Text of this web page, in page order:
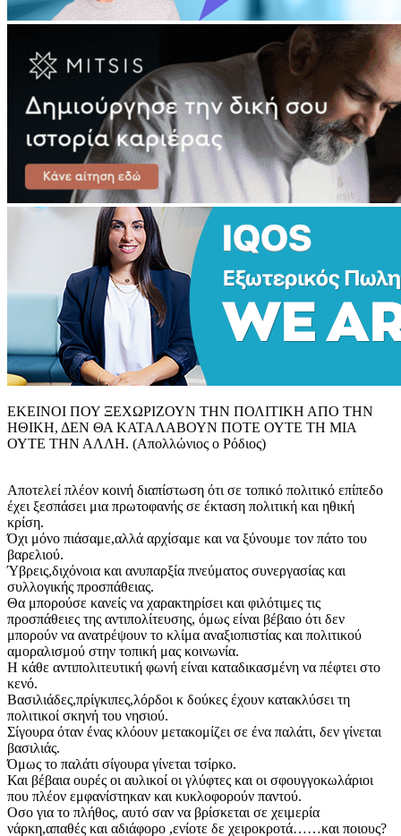
ΕΚΕΙΝΟΙ ΠΟΥ ΞΕΧΩΡΙΖΟΥΝ ΤΗΝ ΠΟΛΙΤΙΚΗ ΑΠΟ ΤΗΝ
ΗΘΙΚΗ, ΔΕΝ ΘΑ ΚΑΤΑΛΑΒΟΥΝ ΠΟΤΕ ΟΥΤΕ ΤΗ ΜΙΑ
ΟΥΤΕ ΤΗΝ ΑΛΛΗ. (Απολλώνιος ο Ρόδιος)
Αποτελεί πλέον κοινή διαπίστωση ότι σε τοπικό πολιτικό επίπεδο
έχει ξεσπάσει μια πρωτοφανής σε έκταση πολιτική και ηθική
κρίση.
Όχι μόνο πιάσαμε,αλλά αρχίσαμε και να ξύνουμε τον πάτο του
βαρελιού.
Ύβρεις,διχόνοια και ανυπαρξία πνεύματος συνεργασίας και
συλλογικής προσπάθειας.
Θα μπορούσε κανείς να χαρακτηρίσει και φιλότιμες τις
προσπάθειες της αντιπολίτευσης, όμως είναι βέβαιο ότι δεν
μπορούν να ανατρέψουν το κλίμα αναξιοπιστίας και πολιτικού
αμοραλισμού στην τοπική μας κοινωνία.
Η κάθε αντιπολιτευτική φωνή είναι καταδικασμένη να πέφτει στο
κενό.
Βασιλιάδες,πρίγκιπες,λόρδοι κ δούκες έχουν κατακλύσει τη
πολιτικοί σκηνή του νησιού.
Σίγουρα όταν ένας κλόουν μετακομίζει σε ένα παλάτι, δεν γίνεται
βασιλιάς.
Όμως το παλάτι σίγουρα γίνεται τσίρκο.
Και βέβαια ουρές οι αυλικοί οι γλύφτες και οι σφουγγοκωλάριοι
που πλέον εμφανίστηκαν και κυκλοφορούν παντού.
Οσο για το πλήθος, αυτό σαν να βρίσκεται σε χειμερία
νάρκη,απαθές και αδιάφορο ,ενίοτε δε χειροκροτά……και ποιους?